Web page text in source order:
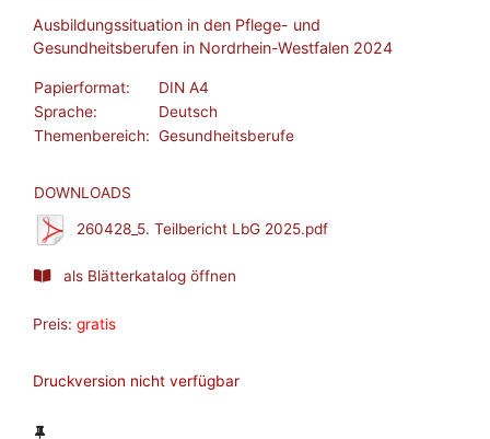
Ausbildungssituation in den Pflege- und
Gesundheitsberufen in Nordrhein-Westfalen 2024
Papierformat:
DIN A4
Sprache:
Deutsch
Themenbereich: Gesundheitsberufe
DOWNLOADS
260428_5. Teilbericht LbG 2025.pdf
als Blätterkatalog öffnen
Preis: gratis
Druckversion nicht verfügbar